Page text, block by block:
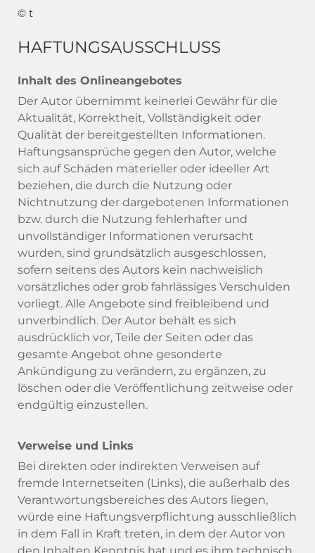
© t
HAFTUNGSAUSSCHLUSS
Inhalt des Onlineangebotes
Der Autor übernimmt keinerlei Gewähr für die
Aktualität, Korrektheit, Vollständigkeit oder
Qualität der bereitgestellten Informationen.
Haftungsansprüche gegen den Autor, welche
sich auf Schäden materieller oder ideeller Art
beziehen, die durch die Nutzung oder
Nichtnutzung der dargebotenen Informationen
bzw. durch die Nutzung fehlerhafter und
unvollständiger Informationen verursacht
wurden, sind grundsätzlich ausgeschlossen,
sofern seitens des Autors kein nachweislich
vorsätzliches oder grob fahrlässiges Verschulden
vorliegt. Alle Angebote sind freibleibend und
unverbindlich. Der Autor behält es sich
ausdrücklich vor, Teile der Seiten oder das
gesamte Angebot ohne gesonderte
Ankündigung zu verändern, zu ergänzen, zu
löschen oder die Veröffentlichung zeitweise oder
endgültig einzustellen.
Verweise und Links
Bei direkten oder indirekten Verweisen auf
fremde Internetseiten (Links), die außerhalb des
Verantwortungsbereiches des Autors liegen,
würde eine Haftungsverpflichtung ausschließlich
in dem Fall in Kraft treten, in dem der Autor von